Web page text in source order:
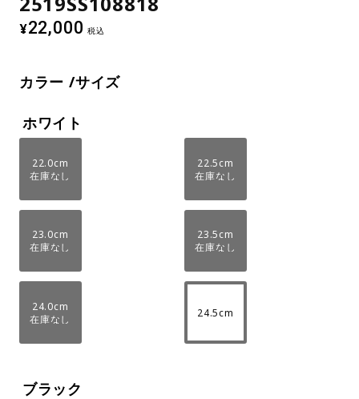
¥22,000 税込
カラー サイズ
ホワイト
22.0cm
在庫なし
22.5cm
在庫なし
23.0cm
在庫なし
23.5cm
在庫なし
24.0cm
在庫なし
24.5cm
ブラック